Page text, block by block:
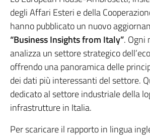
degli Affari Esteri e della
hanno pubblicato un nuovo
“Business Insights from Italy”. Ogni
analizza un settore strategico
offrendo una panoramica delle
dei dati più interessanti del settore.
dedicato al settore industriale della
infrastrutture in Italia.
Per scaricare il rapporto in lingua